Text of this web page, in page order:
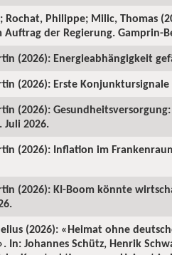
Rochat, Philippe; Milic, Thomas
Auftrag der Regierung. Gamprin-
(2026): Energieabhängigkeit
(2026): Erste
(2026):
Juli 2026.
(2026): Inflation im
(2026): KI-Boom könnte
(2026): «Heimat ohne
In: Johannes Schütz, Henrik